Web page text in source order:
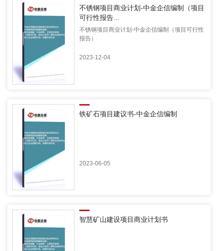
不锈钢项目商业计划-中金企信编制（项目
可行性报告...
不锈钢项目商业计划-中金企信编制（项目可行性
报告）
2023-12-04
铁矿石项目建议书-中金企信编制
2023-06-05
智慧矿山建设项目商业计划书